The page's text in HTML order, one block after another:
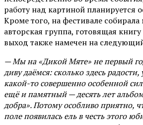
работу над картиной планируется
Кроме того, на фестивале
авторская группа, готовящая
выход также намечен на
— Мы на «Дикой Мяте» не первый
диву даёмся: сколько здесь
какой-то совершенно особенной
ещё и памятный — десять лет
добра». Потому особливо приятно,
поле появилась ель в честь этого